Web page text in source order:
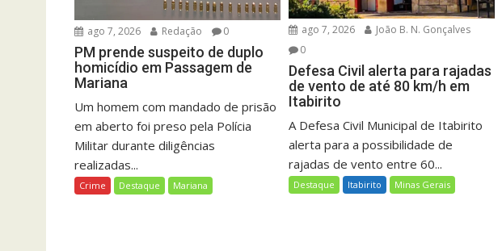
ago 7, 2026 Redação 0
PM prende suspeito de duplo
homicídio em Passagem de
Mariana
Um homem com mandado de prisão
em aberto foi preso pela Polícia
Militar durante diligências
realizadas...
Crime Destaque Mariana
ago 7, 2026
João B. N. Gonçalves
0
Defesa Civil alerta para rajadas
de vento de até 80 km/h em
Itabirito
A Defesa Civil Municipal de Itabirito
alerta para a possibilidade de
rajadas de vento entre 60...
Destaque Itabirito Minas Gerais